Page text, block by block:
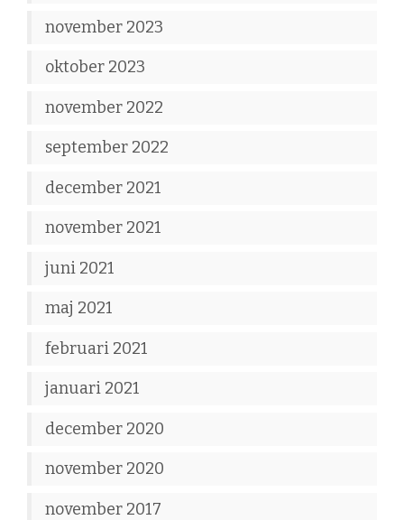
november 2023
oktober 2023
november 2022
september 2022
december 2021
november 2021
juni 2021
maj 2021
februari 2021
januari 2021
december 2020
november 2020
november 2017